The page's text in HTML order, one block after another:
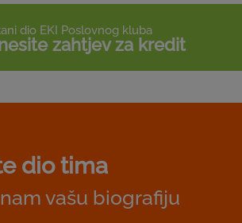
dio EKI Poslovnog kluba
zahtjev za kredit
dio tima
vašu biografiju